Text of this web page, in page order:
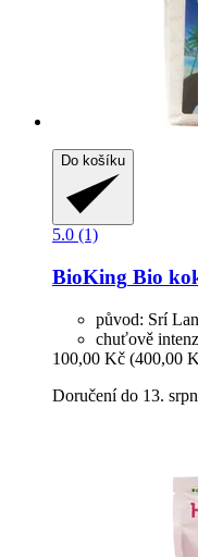
Do košíku
5.0 (1)
BioKing Bio
původ: Srí
chuťově
100,00 Kč (400,00
Doručení do 13.